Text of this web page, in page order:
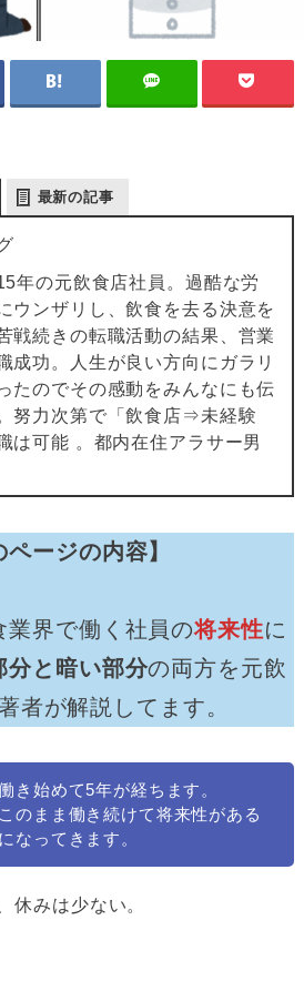
最新の記事
年の元飲食店社員。過酷な労
ウンザリし、飲食を去る決意を
戦続きの転職活動の結果、営業
成功。人生が良い方向にガラリ
たのでその感動をみんなにも伝
努力次第で「飲食店⇒未経験
は可能 。都内在住アラサー男
ページの内容】
業界で働く社員の将来性に
分と暗い部分の両方を元飲
者が解説してます。
き始めて5年が経ちます。
のまま働き続けて将来性がある
なってきます。
休みは少ない。